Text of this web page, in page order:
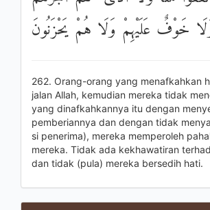
خَوْفٌ عَلَيْهِمْ وَلَا هُمْ يَحْزَنُونَ
262. Orang-orang yang menafkahkan
jalan Allah, kemudian mereka tidak
yang dinafkahkannya itu dengan
pemberiannya dan dengan tidak
si penerima), mereka memperoleh
mereka. Tidak ada kekhawatiran
dan tidak (pula) mereka bersedih hati.